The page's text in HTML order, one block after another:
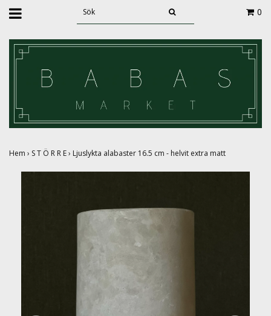
0
Hem › S T Ö R R E› Ljuslykta alabaster 16.5 cm - helvit extra matt